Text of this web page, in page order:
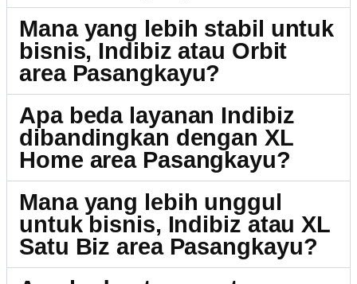
Mana yang lebih stabil untuk
bisnis, Indibiz atau Orbit
area Pasangkayu?
Apa beda layanan Indibiz
dibandingkan dengan XL
Home area Pasangkayu?
Mana yang lebih unggul
untuk bisnis, Indibiz atau XL
Satu Biz area Pasangkayu?